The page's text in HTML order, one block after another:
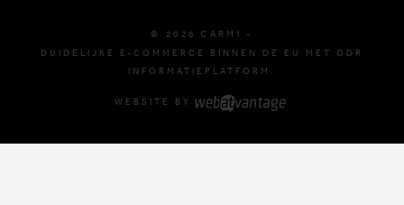
© 2026 CARMI -
DUIDELIJKE E-COMMERCE BINNEN DE EU MET ODR
INFORMATIEPLATFORM.
WEBSITE BY